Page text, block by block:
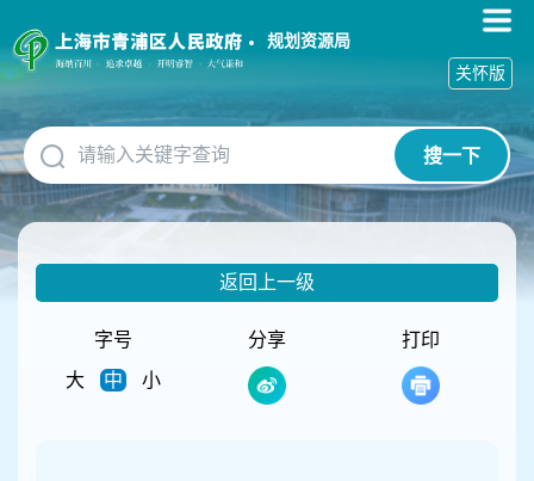
障
碍
作
说
明
跳
到
网
规划资源局
搜一下
关怀版
返回上一级
字号
大
中 小
分享 打印